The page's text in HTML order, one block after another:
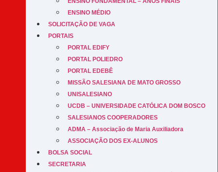
ENSINO MÉDIO
SOLICITAÇÃO DE VAGA
PORTAIS
PORTAL EDIFY
PORTAL POLIEDRO
PORTAL EDEBÊ
MISSÃO SALESIANA DE MATO GROSSO
UNISALESIANO
UCDB – UNIVERSIDADE CATÓLICA DOM BOSCO
SALESIANOS COOPERADORES
ADMA – Associação de Maria Auxiliadora
ASSOCIAÇÃO DOS EX-ALUNOS
BOLSA SOCIAL
SECRETARIA